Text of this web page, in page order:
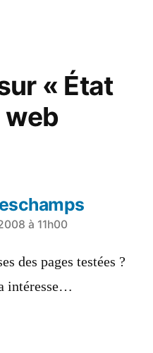
« État
web
à 11h00
des pages testées ?
intéresse…